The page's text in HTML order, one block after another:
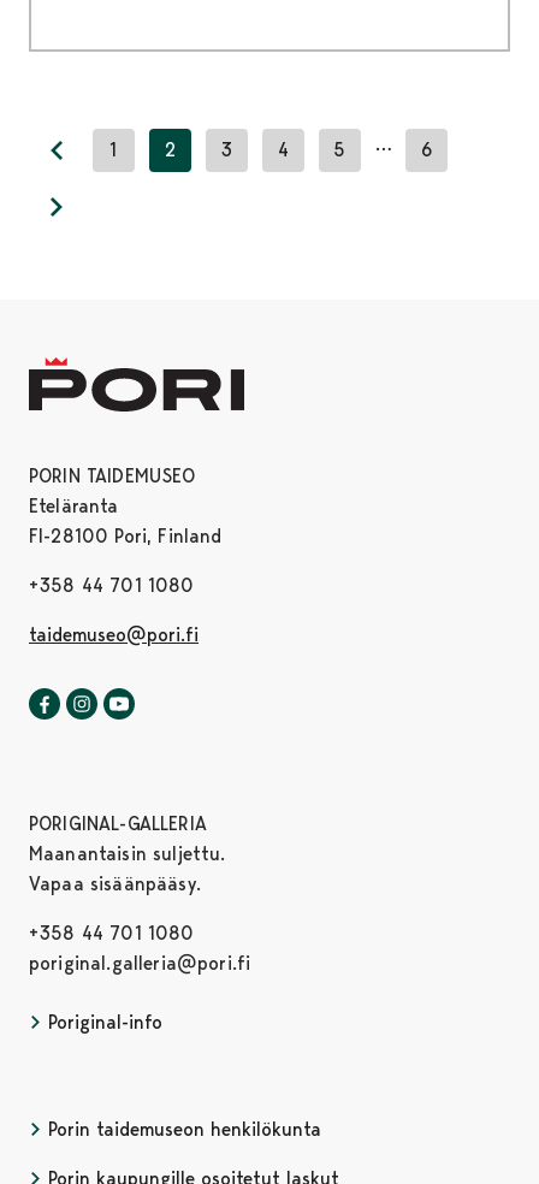
Previous page
1 2 3 4 5 … 6
PORIN TAIDEMUSEO
Eteläranta
FI-28100 Pori, Finland
+358 44 701 1080
taidemuseo@pori.fi
Porin taidemuseo Facebookissa
Avautuu uudessa välilehdessä
Porin taidemuseo Instagrammissa
Avautuu uudessa välilehdessä
PORIGINAL-GALLERIA
Maanantaisin suljettu.
Vapaa sisäänpääsy.
+358 44 701 1080
poriginal.galleria@pori.fi
Poriginal-info
Porin taidemuseon henkilökunta
Porin kaupungille osoitetut laskut